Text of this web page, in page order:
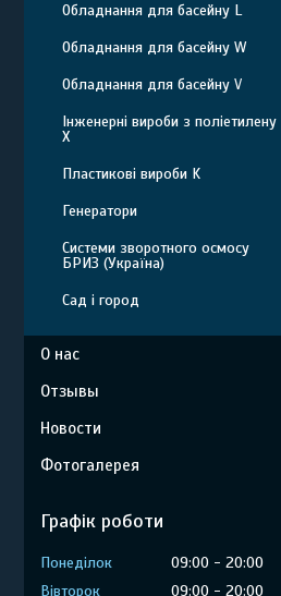
Обладнання для басейну L
Обладнання для басейну W
Обладнання для басейну V
Інженерні вироби з поліетилену
Х
Пластикові вироби K
Генератори
Системи зворотного осмосу
БРИЗ (Україна)
Сад і город
О нас
Отзывы
Новости
Фотогалерея
Графік роботи
Понеділок 09:00
20:00
Вівторок
09:00
20:00